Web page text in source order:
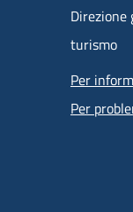
Direzione
turismo
Per
Per